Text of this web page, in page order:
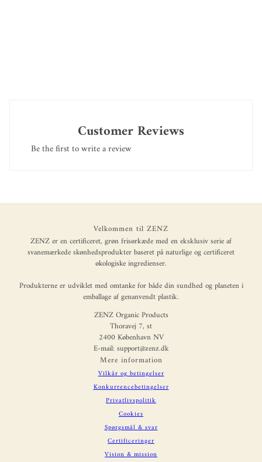
Customer Reviews
Be the first to write a review
Velkommen til ZENZ
ZENZ er en certificeret, grøn frisørkæde med en eksklusiv serie af
svanemærkede skønhedsprodukter baseret på naturlige og certificeret
økologiske ingredienser.
Produkterne er udviklet med omtanke for både din sundhed og planeten i
emballage af genanvendt plastik.
ZENZ Organic Products
Thoravej 7, st
2400 København NV
E-mail: support@zenz.dk
Mere information
Vilkår og betingelser
Konkurrencebetingelser
Privatlivspolitik
Cookies
Spørgsmål & svar
Certificeringer
Vision & mission